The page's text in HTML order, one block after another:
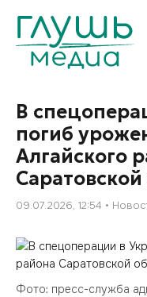
В
погиб
Алгайского
Саратовской
09.07.2026, 12:54
Фото: пресс-служба